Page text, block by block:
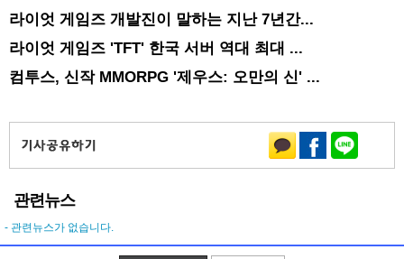
라이엇 게임즈 개발진이 말하는 지난 7년간...
라이엇 게임즈 'TFT' 한국 서버 역대 최대 ...
컴투스, 신작 MMORPG '제우스: 오만의 신' ...
관련뉴스
- 관련뉴스가 없습니다.